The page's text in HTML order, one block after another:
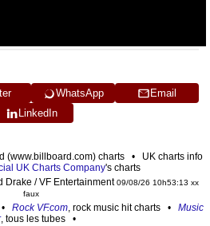
WhatsApp
Email
LinkedIn
(www.billboard.com) charts • UK charts info
UK Charts Company's charts
/ VF Entertainment09/08/26 10h53:13 xx
faux
Rock VF.com, rock music hit charts • Music
, tous les tubes •